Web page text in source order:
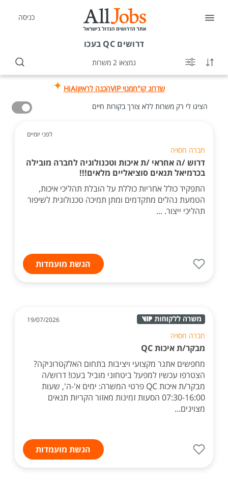
כניסה
דרושים QC בעכו
נמצאו 2 משרות
שדרוג קו"חמנוי VIP הכנה לראיוןHiAi
הציגו לי רק משרות ללא צורך בקורות חיים
לפני יומיים
חברה חסויה
דרוש /ה אחראי /ת איכות וטכנולוגיה לחברה מובילה
בכרמיאל תנאים סוציאליים מלאים!!!
התפקיד כולל אחריות כוללת על הובלת תהליכי איכות,
הטמעת נהלים מתקדמים ומתן תמיכה טכנולוגית לשיפור
תהליכי ייצור. ...
הגשת מועמדות
19/07/2026
חברה חסויה
מבקר/ת איכות QC
מחפשים אתגר מקצועי ויציבות בתחום האלקטרוניקה?
הצטרפו עכשיו למפעל ביטחוני מוביל בעכו! דרוש/ה
מבקר/ת איכות QC פרטי המשרה: ימים א'-ה', שעות
07:30-16:00 הסעות זמינות מאזור הקריות תנאים
מצוינים...
הגשת מועמדות